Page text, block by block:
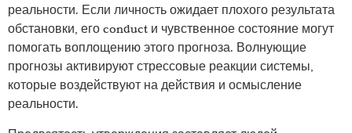
реальности. Если личность ожидает плохого результата
обстановки, его conduct и чувственное состояние могут
помогать воплощению этого прогноза. Волнующие
прогнозы активируют стрессовые реакции системы,
которые воздействуют на действия и осмысление
реальности.